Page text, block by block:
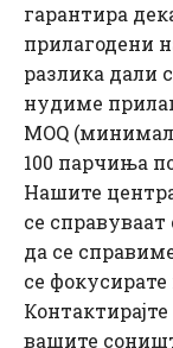
гарантира
прилагодени
разлика дали
нудиме
MOQ
100 парчиња
Нашите
се
да се
се
вашите